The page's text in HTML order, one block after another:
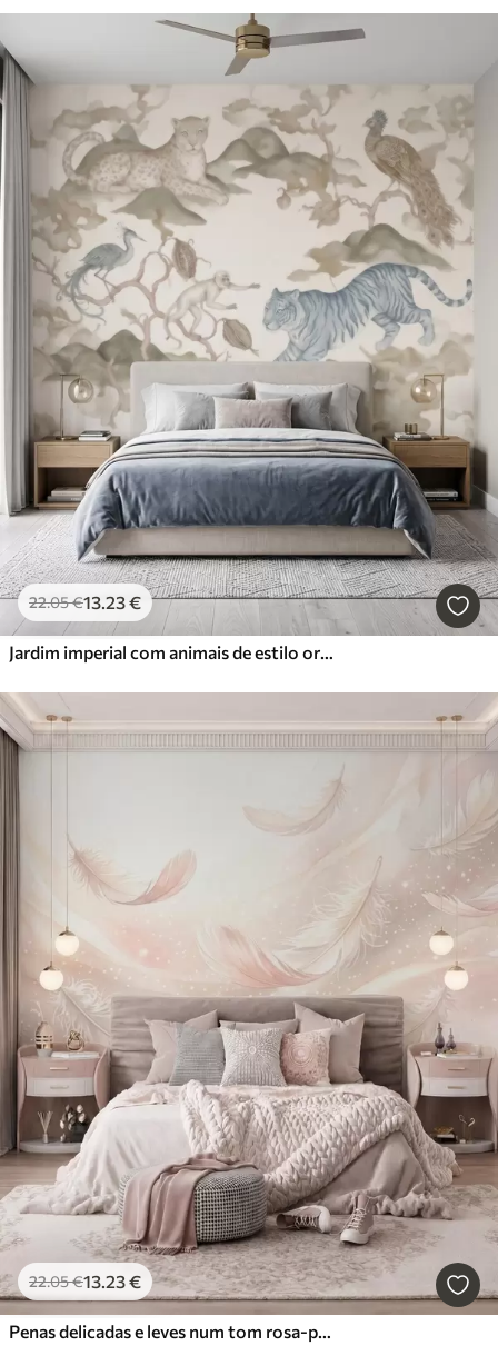
22.05€13.23€
Jardim imperial com animais de estilo oriental — macaco, leopardo, tigre, pavão e garça
22.05€13.23€
Penas delicadas e leves num tom rosa-pêssego esbatido com brilho